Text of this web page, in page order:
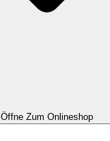
Öffne Zum Onlineshop